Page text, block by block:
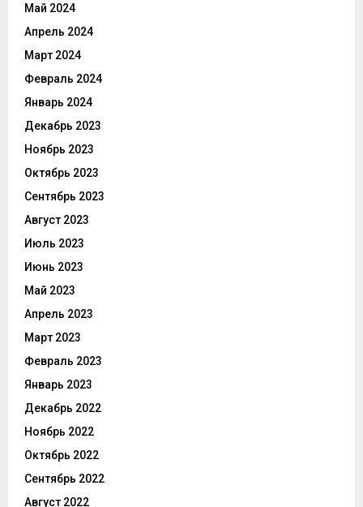
Май 2024
Апрель 2024
Март 2024
Февраль 2024
Январь 2024
Декабрь 2023
Ноябрь 2023
Октябрь 2023
Сентябрь 2023
Август 2023
Июль 2023
Июнь 2023
Май 2023
Апрель 2023
Март 2023
Февраль 2023
Январь 2023
Декабрь 2022
Ноябрь 2022
Октябрь 2022
Сентябрь 2022
Август 2022